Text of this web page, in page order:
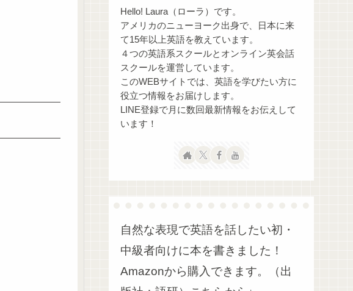
Hello! Laura（ローラ）です。
アメリカのニューヨーク出身で、日本に来
て15年以上英語を教えています。
４つの英語系スクールとオンライン英会話
スクールを運営しています。
このWEBサイトでは、英語を学びたい方に
役立つ情報をお届けします。
LINE登録で月に数回最新情報をお伝えして
います！
自然な表現で英語を話したい初・
中級者向けに本を書きました！
Amazonから購入できます。（出